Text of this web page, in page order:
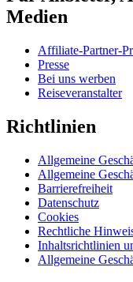
Medien
Affiliate-Partner-
Presse
Bei uns werben
Reiseveranstalter
Richtlinien
Allgemeine
Allgemeine
Barrierefreiheit
Datenschutz
Cookies
Rechtliche
Inhaltsrichtlinien
Allgemeine